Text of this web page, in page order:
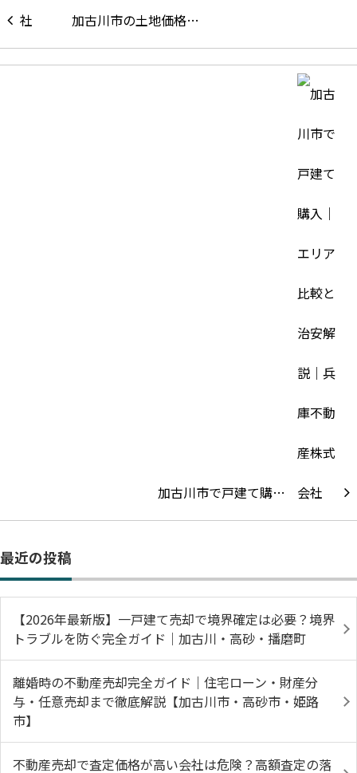
加古川市の土地価格…
加古川市で戸建て購…
最近の投稿
【2026年最新版】一戸建て売却で境界確定は必要？境界
トラブルを防ぐ完全ガイド｜加古川・高砂・播磨町
離婚時の不動産売却完全ガイド｜住宅ローン・財産分
与・任意売却まで徹底解説【加古川市・高砂市・姫路
市】
不動産売却で査定価格が高い会社は危険？高額査定の落